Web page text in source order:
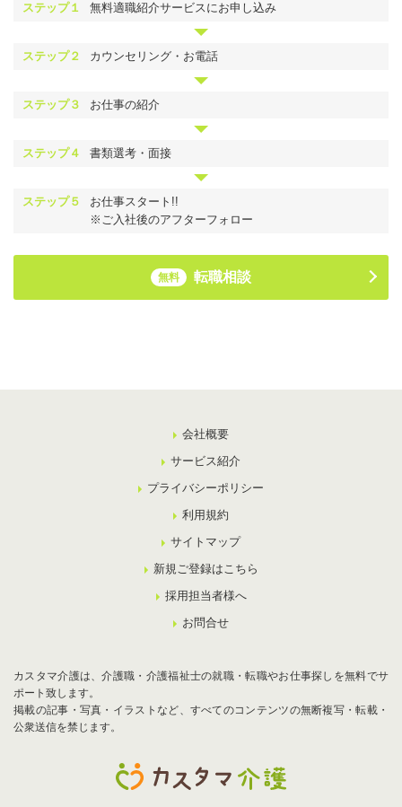
ステップ１ 無料適職紹介サービスにお申し込み
ステップ２ カウンセリング・お電話
ステップ３ お仕事の紹介
ステップ４ 書類選考・面接
ステップ５
お仕事スタート!!
※ご入社後のアフターフォロー
無料 転職相談
会社概要
サービス紹介
プライバシーポリシー
利用規約
サイトマップ
新規ご登録はこちら
採用担当者様へ
お問合せ
カスタマ介護は、介護職・介護福祉士の就職・転職やお仕事探しを無料でサ
ポート致します。
掲載の記事・写真・イラストなど、すべてのコンテンツの無断複写・転載・
公衆送信を禁じます。